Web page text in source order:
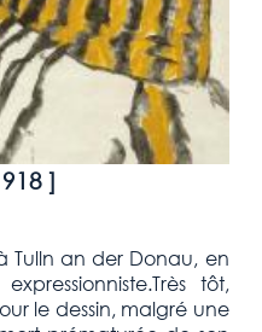
]
Tulln an der Donau, en
tôt,
le dessin, malgré une